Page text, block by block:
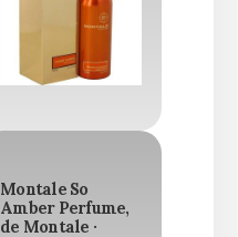
Montale So
Amber Perfume,
de Montale ·